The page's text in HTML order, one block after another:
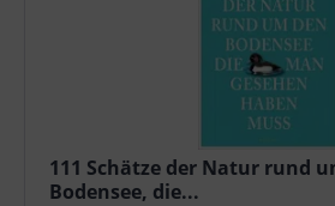
111 Schätze der Natur rund
Bodensee, die...